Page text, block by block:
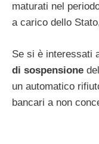
maturati nel
a carico dello
Se si è interessati
di sospensione
un automatico
bancari a non